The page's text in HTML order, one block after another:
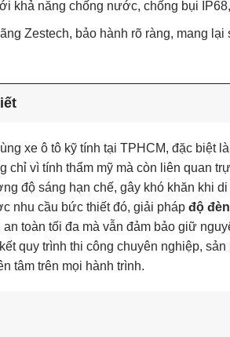
khả năng chống nước, chống bụi
Zestech, bảo hành rõ ràng, mang
xe ô tô kỹ tính tại TPHCM, đặc biệt
chỉ vì tính thẩm mỹ mà còn liên quan
độ sáng hạn chế, gây khó khăn khi
nhu cầu bức thiết đó, giải pháp độ
toàn tối đa mà vẫn đảm bảo giữ
quy trình thi công chuyên nghiệp,
tâm trên mọi hành trình.